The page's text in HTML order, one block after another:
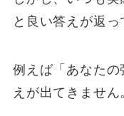
と良い答えが返っ
例えば「あなた
えが出てきません